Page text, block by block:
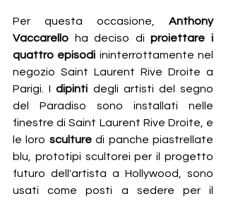
Per questa occasione, Anthony
Vaccarello ha deciso di proiettare i
quattro episodi ininterrottamente nel
negozio Saint Laurent Rive Droite a
Parigi. I dipinti degli artisti del segno
del Paradiso sono installati nelle
finestre di Saint Laurent Rive Droite, e
le loro sculture di panche piastrellate
blu, prototipi scultorei per il progetto
futuro dell'artista a Hollywood, sono
usati come posti a sedere per il